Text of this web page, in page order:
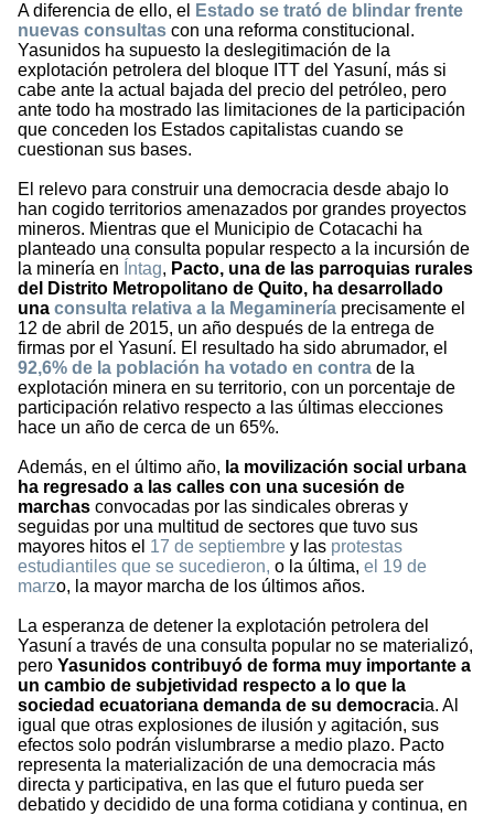
A diferencia de ello, el
Estado se trató de blindar frente
nuevas consultas con una reforma constitucional.
Yasunidos ha supuesto la deslegitimación de la
explotación petrolera del bloque ITT del Yasuní, más si
cabe ante la actual bajada del precio del petróleo, pero
ante todo ha mostrado las limitaciones de la participación
que conceden los Estados capitalistas cuando se
cuestionan sus bases.
El relevo para construir una democracia desde abajo lo
han cogido territorios amenazados por grandes proyectos
mineros. Mientras que el Municipio de Cotacachi ha
planteado una consulta popular respecto a la incursión de
la minería en Íntag, Pacto, una de las parroquias rurales
del Distrito Metropolitano de Quito, ha desarrollado
una consulta relativa a la Megaminería precisamente el
12 de abril de 2015, un año después de la entrega de
firmas por el Yasuní. El resultado ha sido abrumador, el
92,6% de la población ha votado en contra de la
explotación minera en su territorio, con un porcentaje de
participación relativo respecto a las últimas elecciones
hace un año de cerca de un 65%.
Además, en el último año, la movilización social urbana
ha regresado a las calles con una sucesión de
marchas convocadas por las sindicales obreras y
seguidas por una multitud de sectores que tuvo sus
mayores hitos el 17 de septiembre y las protestas
estudiantiles que se sucedieron, o la última, el 19 de
marzo, la mayor marcha de los últimos años.
La esperanza de detener la explotación petrolera del
Yasuní a través de una consulta popular no se materializó,
pero Yasunidos contribuyó de forma muy importante a
un cambio de subjetividad respecto a lo que la
sociedad ecuatoriana demanda de su democracia. Al
igual que otras explosiones de ilusión y agitación, sus
efectos solo podrán vislumbrarse a medio plazo. Pacto
representa la materialización de una democracia más
directa y participativa, en las que el futuro pueda ser
debatido y decidido de una forma cotidiana y continua, en